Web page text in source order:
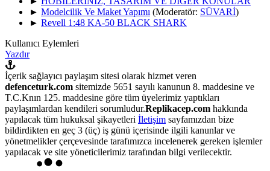
► Modelcilik Ve Maket Yapımı (Moderatör: SÜVARİ)
► Revell 1:48 KA-50 BLACK SHARK
Kullanıcı Eylemleri
Yazdır
İçerik sağlayıcı paylaşım sitesi olarak hizmet veren
defenceturk.com sitemizde 5651 sayılı kanunun 8. maddesine ve
T.C.Knın 125. maddesine göre tüm üyelerimiz yaptıkları
paylaşımlardan kendileri sorumludur.Replikacep.com hakkında
yapılacak tüm hukuksal şikayetleri İletişim sayfamızdan bize
bildirdikten en geç 3 (üç) iş günü içerisinde ilgili kanunlar ve
yönetmelikler çerçevesinde tarafımızca incelenerek gereken işlemler
yapılacak ve site yöneticilerimiz tarafından bilgi verilecektir.